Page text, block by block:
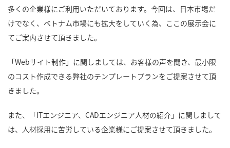
多くの企業様にご利用いただいております。今回は、日本市場だ
けでなく、ベトナム市場にも拡大をしていく為、ここの展示会に
てご案内させて頂きました。
「Webサイト制作」に関しましては、お客様の声を聞き、最小限
のコスト作成できる弊社のテンプレートプランをご提案させて頂
きました。
また、「ITエンジニア、CADエンジニア人材の紹介」に関しまして
は、人材採用に苦労している企業様にご提案させて頂きました。